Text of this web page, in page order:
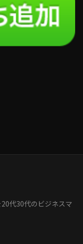
代30代のビジネスマ